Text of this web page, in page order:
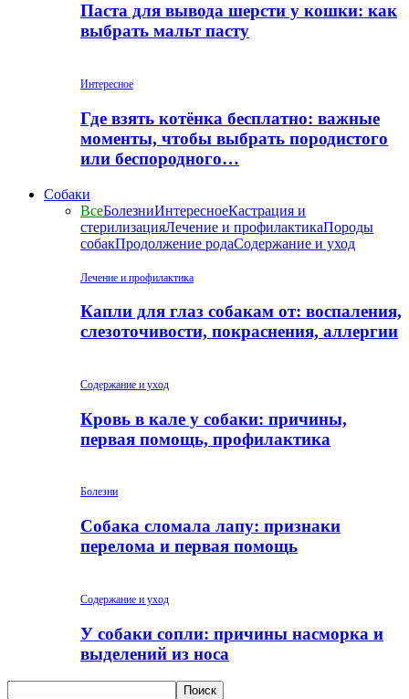
Паста для вывода шерсти у кошки: как
выбрать мальт пасту
Интересное
Где взять котёнка бесплатно: важные
моменты, чтобы выбрать породистого
или беспородного…
Собаки
ВсеБолезниИнтересноеКастрация и
стерилизацияЛечение и профилактикаПороды
собакПродолжение родаСодержание и уход
Лечение и профилактика
Капли для глаз собакам от: воспаления,
слезоточивости, покраснения, аллергии
Содержание и уход
Кровь в кале у собаки: причины,
первая помощь, профилактика
Болезни
Собака сломала лапу: признаки
перелома и первая помощь
Содержание и уход
У собаки сопли: причины насморка и
выделений из носа